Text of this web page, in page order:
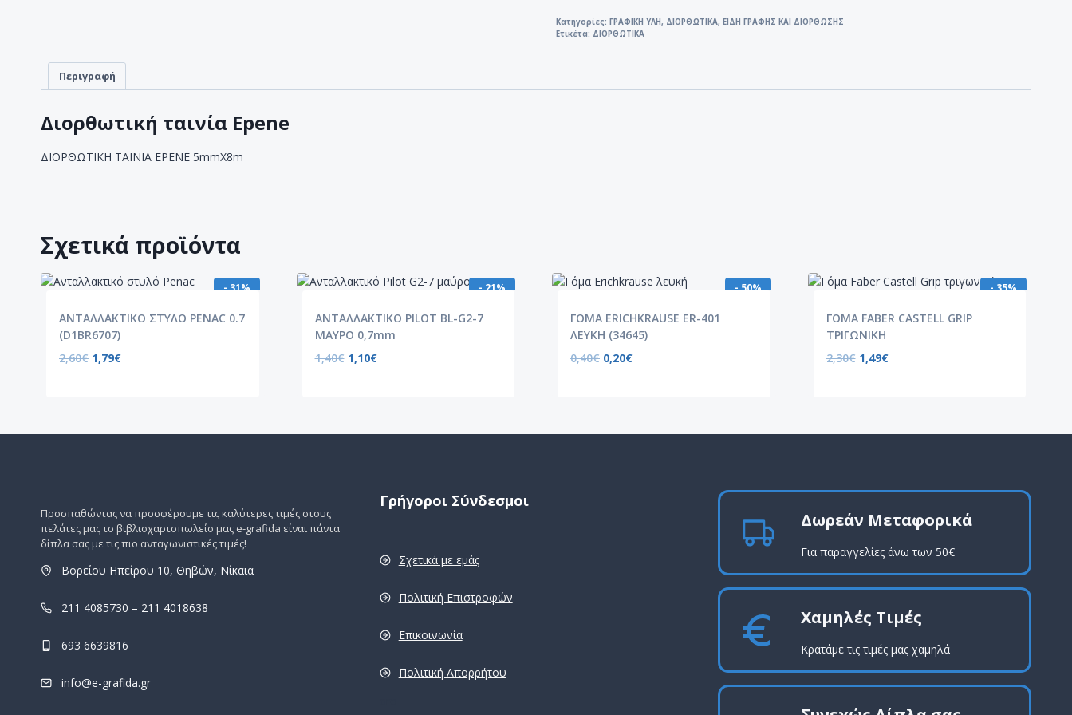
5mmX8m
ποσότητα
Κατηγορίες: ΓΡΑΦΙΚΗ ΥΛΗ, ΔΙΟΡΘΩΤΙΚΑ, ΕΙΔΗ ΓΡΑΦΗΣ ΚΑΙ ΔΙΟΡΘΩΣΗΣ
Ετικέτα: ΔΙΟΡΘΩΤΙΚΑ
Περιγραφή
Διορθωτική ταινία Epene
ΔΙΟΡΘΩΤΙΚΗ ΤΑΙΝΙΑ EPENE 5mmX8m
Σχετικά προϊόντα
- 31%
ΑΝΤΑΛΛΑΚΤΙΚΟ ΣΤΥΛΟ PENAC 0.7
(D1BR6707)
2,60€ 1,79€
- 21%
ΑΝΤΑΛΛΑΚΤΙΚΟ PILOT BL-G2-7
ΜΑΥΡΟ 0,7mm
1,40€ 1,10€
- 50%
ΓΟΜΑ ERICHKRAUSE ER-401
ΛΕΥΚΗ (34645)
0,40€ 0,20€
- 35%
ΓΟΜΑ FABER CASTELL GRIP
ΤΡΙΓΩΝΙΚΗ
2,30€ 1,49€
Προσπαθώντας να προσφέρουμε τις καλύτερες τιμές στους
πελάτες μας το βιβλιοχαρτοπωλείο μας e-grafida είναι πάντα
δίπλα σας με τις πιο ανταγωνιστικές τιμές!
Βορείου Ηπείρου 10, Θηβών, Νίκαια
211 4085730 – 211 4018638
693 6639816
info@e-grafida.gr
Γρήγοροι Σύνδεσμοι
Σχετικά με εμάς
Πολιτική Επιστροφών
Επικοινωνία
Πολιτική Απορρήτου
Δωρεάν Μεταφορικά
Για παραγγελίες άνω των 50€
Χαμηλές Τιμές
Κρατάμε τις τιμές μας χαμηλά